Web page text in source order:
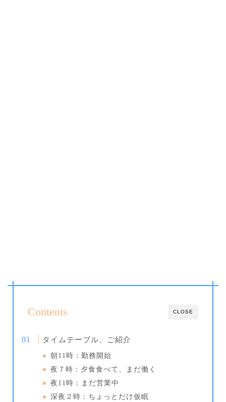
CLOSE
Contents
タイムテーブル、ご紹介
朝11時：勤務開始
夜７時：夕食食べて、まだ働く
夜11時：まだ営業中
深夜２時：ちょっとだけ仮眠